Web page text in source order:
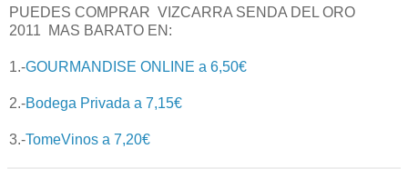
PUEDES COMPRAR VIZCARRA SENDA DEL ORO
2011
MAS BARATO EN:
1.-GOURMANDISE ONLINE a 6,50€
2.-Bodega Privada a 7,15€
3.-TomeVinos a 7,20€